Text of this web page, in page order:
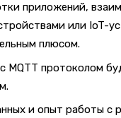
приложений,
или IoT-
плюсом.
MQTT протоколом
и опыт работы с